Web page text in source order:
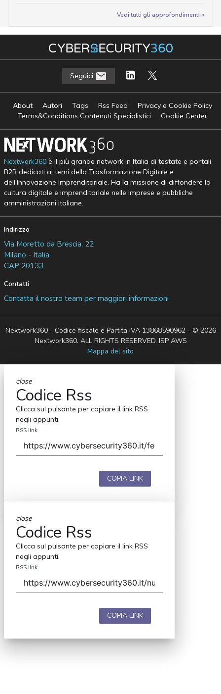
Vedi tutti gli approfondimenti >
Seguici
About Autori Tags Rss Feed
Privacy e Cookie Policy
Terms&Conditions Contenuti Specialistici
Cookie Center
Nextwork360è il più grande network in Italia di testate e portali
B2B dedicati ai temi della Trasformazione Digitale e
dell’Innovazione Imprenditoriale. Ha la missione di diffondere la
cultura digitale e imprenditoriale nelle imprese e pubbliche
amministrazioni italiane.
Indirizzo
Via Moretto da Brescia, 22
Milano - Italia
CAP 20133
Contatti
Contatta il nostro team per maggiori informazioni
Nextwork360 - Codice fiscale e Partita IVA 13868590962 - © 2026
Nextwork360. ALL RIGHTS RESERVED. ISP AWS
Mappa del sito
close
Codice Rss
Clicca sul pulsante per copiare il link RSS
negli appunti.
RSS link
COPIA LINK
close
Codice Rss
Clicca sul pulsante per copiare il link RSS
negli appunti.
RSS link
COPIA LINK